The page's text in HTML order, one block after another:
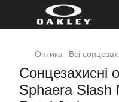
Оптика Всі
Сонцезахисні
Sphaera Slash